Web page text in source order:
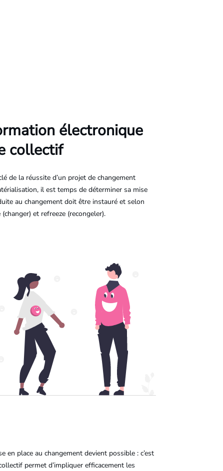
électronique
collectif
de la réussite d’un projet de changement
il est temps de déterminer sa mise
au changement doit être instauré et selon
et refreeze (recongeler).
place au changement devient possible : c’est
permet d’impliquer efficacement les